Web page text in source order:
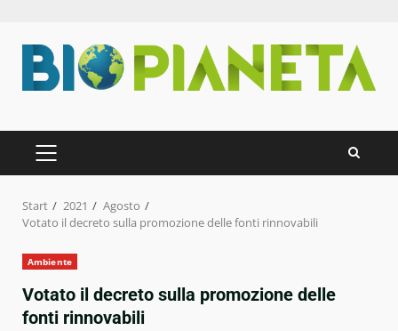
Inhalt
springen
PRIMÄRES
MENÜ
Start 2021
Agosto
Votato il decreto sulla promozione delle fonti rinnovabili
Ambiente
Votato il decreto sulla promozione delle
fonti rinnovabili